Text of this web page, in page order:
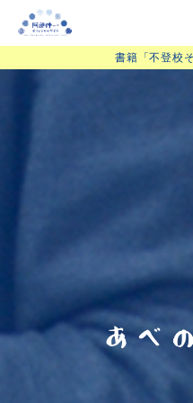
書籍「不登校